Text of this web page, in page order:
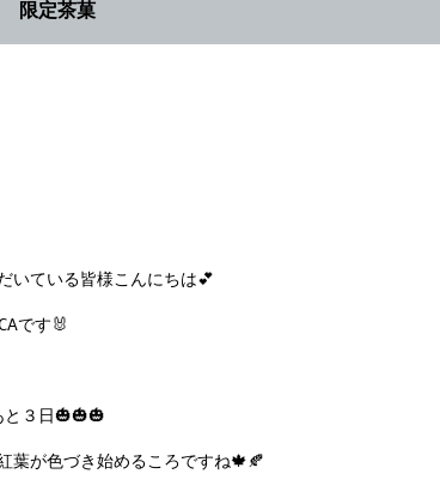
限定茶菓
いている皆様こんにちは💕
です🐰
３日🎃🎃🎃
葉が色づき始めるころですね🍁🍂